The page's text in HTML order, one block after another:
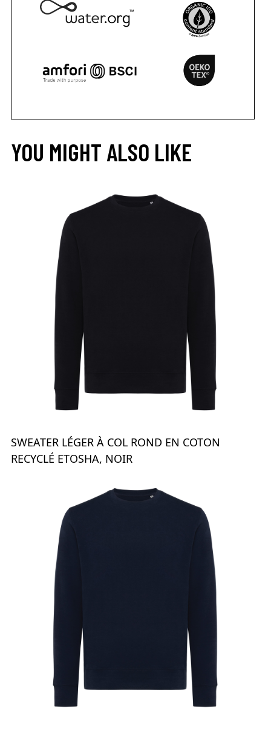
YOU MIGHT ALSO LIKE
SWEATER LÉGER À COL ROND EN COTON
RECYCLÉ ETOSHA, NOIR